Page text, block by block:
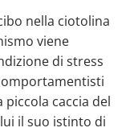
nella ciotolina
viene
di stress
caccia del
il suo istinto di